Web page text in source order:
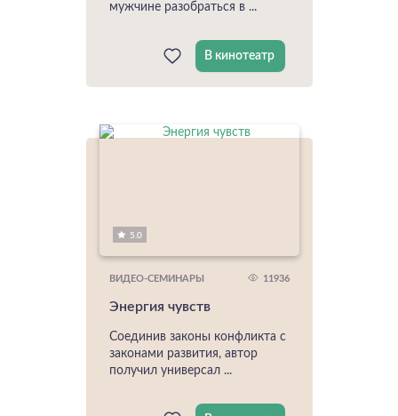
мужчине разобраться в ...
В кинотеатр
5.0
ВИДЕО-СЕМИНАРЫ 11936
Энергия чувств
Соединив законы конфликта с
законами развития, автор
получил универсал ...